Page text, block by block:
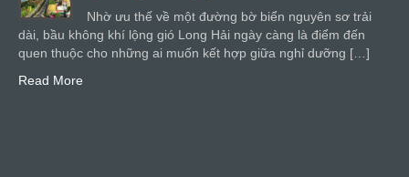
Nhờ ưu thế về một đường bờ biển nguyên sơ trải
dài, bầu không khí lộng gió Long Hải ngày càng là điểm đến
quen thuộc cho những ai muốn kết hợp giữa nghỉ dưỡng […]
Read More